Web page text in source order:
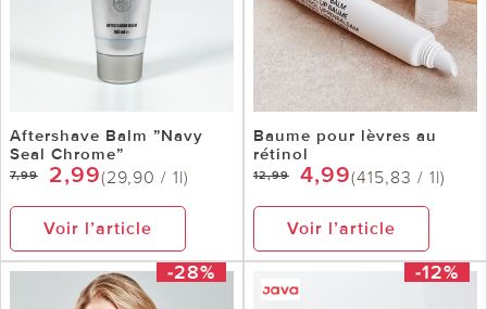
Aftershave Balm ”Navy
Seal Chrome”
7,99 2,99(29,90 / 1l)
Voir l’article
Baume pour lèvres au
rétinol
12,99 4,99(415,83 / 1l)
Voir l’article
-28% -12%